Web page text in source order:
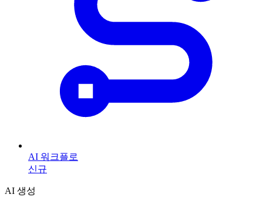
AI 워크플로
신규
AI 생성